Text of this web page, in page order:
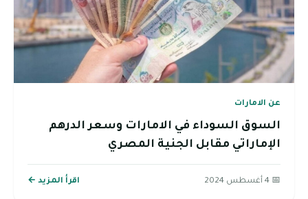
عن الامارات
السوق السوداء في الامارات وسعر الدرهم
الإماراتي مقابل الجنية المصري
📅 4 أغسطس 2024 اقرأ المزيد ←